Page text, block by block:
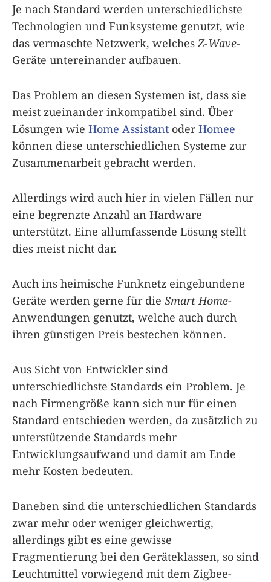
Je nach Standard werden unterschiedlichste
Technologien und Funksysteme genutzt, wie
das vermaschte Netzwerk, welchesZ-Wave-
Geräte untereinander aufbauen.
Das Problem an diesen Systemen ist, dass sie
meist zueinander inkompatibel sind. Über
Lösungen wie Home Assistant oderHomee
können diese unterschiedlichen Systeme zur
Zusammenarbeit gebracht werden.
Allerdings wird auch hier in vielen Fällen nur
eine begrenzte Anzahl an Hardware
unterstützt. Eine allumfassende Lösung stellt
dies meist nicht dar.
Auch ins heimische Funknetz eingebundene
Geräte werden gerne für die Smart Home-
Anwendungen genutzt, welche auch durch
ihren günstigen Preis bestechen können.
Aus Sicht von Entwickler sind
unterschiedlichste Standards ein Problem. Je
nach Firmengröße kann sich nur für einen
Standard entschieden werden, da zusätzlich zu
unterstützende Standards mehr
Entwicklungsaufwand und damit am Ende
mehr Kosten bedeuten.
Daneben sind die unterschiedlichen Standards
zwar mehr oder weniger gleichwertig,
allerdings gibt es eine gewisse
Fragmentierung bei den Geräteklassen, so sind
Leuchtmittel vorwiegend mit dem Zigbee-